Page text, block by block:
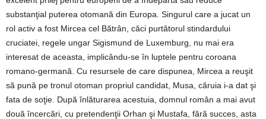
substanţial puterea otomană din Europa. Singurul care a jucat un
rol activ a fost Mircea cel Bătrân, căci purtătorul stindardului
cruciatei, regele ungar Sigismund de Luxemburg, nu mai era
interesat de aceasta, implicându-se în luptele pentru coroana
romano-germană. Cu resursele de care dispunea, Mircea a reuşit
să pună pe tronul otoman propriul candidat, Musa, căruia i-a dat şi
fata de soţie. După înlăturarea acestuia, domnul român a mai avut
două încercări, cu pretendenţii Orhan şi Mustafa, fără succes, asta